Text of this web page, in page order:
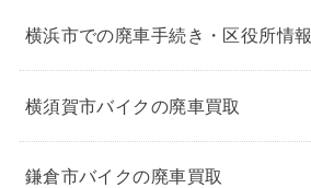
横浜市での廃車手続き・区役所情報
横須賀市バイクの廃車買取
鎌倉市バイクの廃車買取